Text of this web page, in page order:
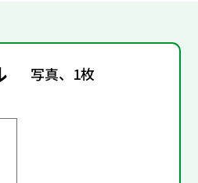
写真、1枚